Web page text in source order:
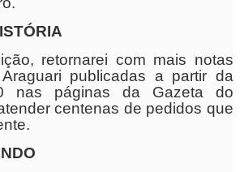
retornarei com mais notas
publicadas a partir da
nas páginas da Gazeta do
centenas de pedidos que